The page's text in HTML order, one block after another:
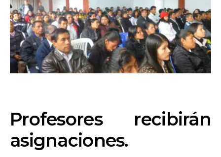
Profesores recibirán
asignaciones.